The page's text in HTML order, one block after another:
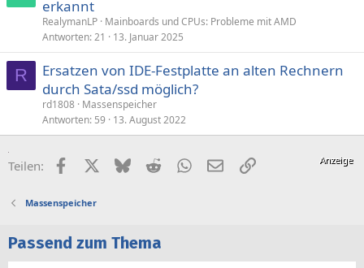
erkannt
RealymanLP Mainboards und CPUs: Probleme mit AMD
Antworten 21 13. Januar 2025
R
Ersatzen von IDE-Festplatte an alten Rechnern
durch Sata/ssd möglich?
rd1808 Massenspeicher
Antworten 59 13. August 2022
Teilen: FacebookX (Twitter)
BlueskyRedditWhatsApp
E-MailLink
Massenspeicher
Passend zum Thema